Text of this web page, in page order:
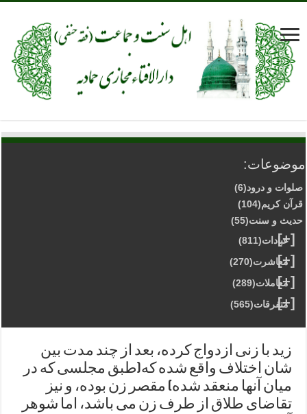
موضوعات:
صلوات و درود(6)
قرآن کریم(104)
حدیث و سنت(55)
[+]
عبادات(811)
[+]
معاشرت(270)
[+]
معاملات(289)
[+]
متفرقات(565)
زید با زنی ازدواج کرده، بعد از چند مدت بین
شان اختلاف واقع شده که(طبق مجلسی که در
میان آنها منعقد شده) مقصر زن بوده، و نیز
تقاضای طلاق از طرف زن می باشد، اما شوهر